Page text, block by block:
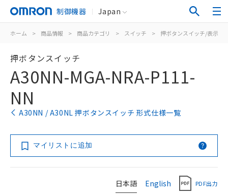
制御機器 Japan
ホーム > 商品情報 > 商品カテゴリ > スイッチ > 押ボタンスイッチ/表示灯
押ボタンスイッチ
A30NN-MGA-NRA-P111-
NN
A30NN / A30NL 押ボタンスイッチ 形式仕様一覧
マイリストに追加
日本語 English PDF出力